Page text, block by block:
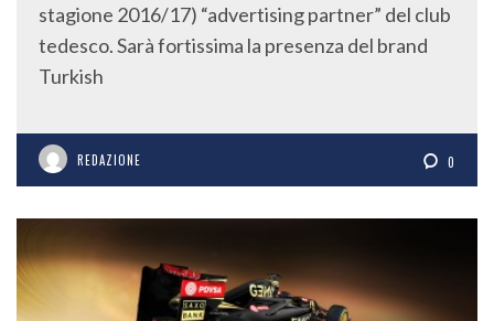
stagione 2016/17) “advertising partner” del club
tedesco. Sarà fortissima la presenza del brand
Turkish
REDAZIONE 0